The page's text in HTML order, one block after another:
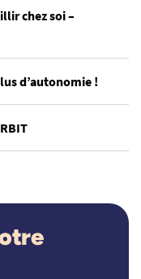
chez soi –
d’autonomie !